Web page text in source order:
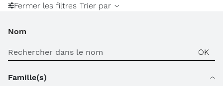
Fermer les filtres Trier par
Nom
Famille(s)